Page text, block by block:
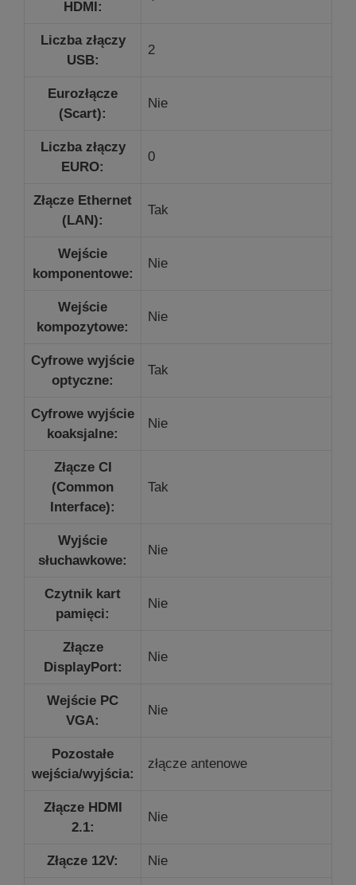
HDMI:
Liczba złączy
USB:
2
Eurozłącze
(Scart):
Nie
Liczba złączy
EURO:
0
Złącze Ethernet
(LAN):
Tak
Wejście
komponentowe:
Nie
Wejście
kompozytowe:
Nie
Cyfrowe wyjście
optyczne:
Tak
Cyfrowe wyjście
koaksjalne:
Nie
Złącze CI
(Common
Interface):
Tak
Wyjście
słuchawkowe:
Nie
Czytnik kart
pamięci:
Nie
Złącze
DisplayPort:
Nie
Wejście PC
VGA:
Nie
Pozostałe
wejścia/wyjścia:
złącze antenowe
Złącze HDMI
2.1:
Nie
Złącze 12V: Nie